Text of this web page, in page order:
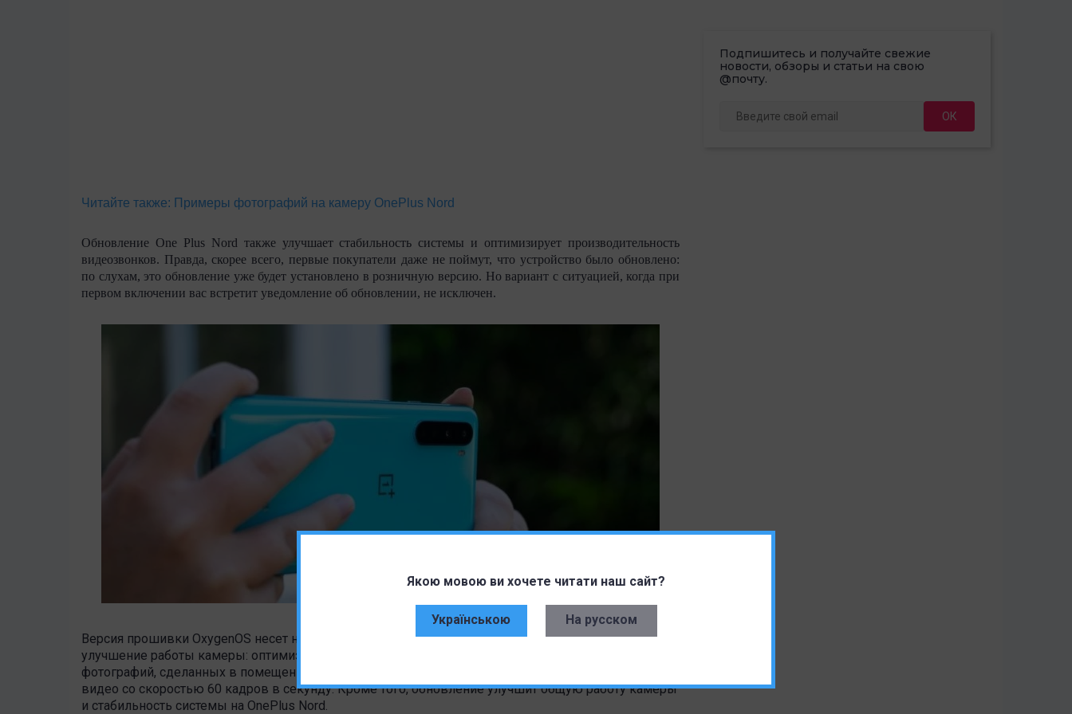
Якою мовою ви хочете читати наш сайт?
Українською На русском
Читайте также: Примеры фотографий на камеру OnePlus Nord
Обновление One Plus Nord также улучшает стабильность системы и оптимизирует производительность
видеозвонков. Правда, скорее всего, первые покупатели даже не поймут, что устройство было обновлено:
по слухам, это обновление уже будет установлено в розничную версию. Но вариант с ситуацией, когда при
первом включении вас встретит уведомление об обновлении, не исключен.
Версия прошивки OxygenOS несет номер 10.5.1. Официальный список изменений включает в себя
улучшение работы камеры: оптимизируется эффект глубины-резкости и улучшается качество
фотографий, сделанных в помещении. Также оптимизировано энергопотребления при записи 4K-
видео со скоростью 60 кадров в секунду. Кроме того, обновление улучшит общую работу камеры
и стабильность системы на OnePlus Nord.
Подпишитесь и получайте свежие
новости, обзоры и статьи на свою
@почту.
ОК